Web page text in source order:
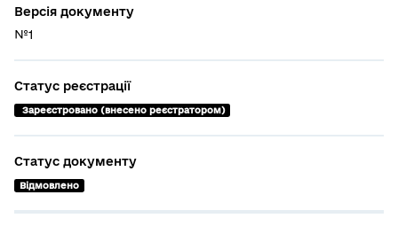
Версія документу
№1
Статус реєстрації
Зареєстровано (внесено реєстратором)
Статус документу
Відмовлено